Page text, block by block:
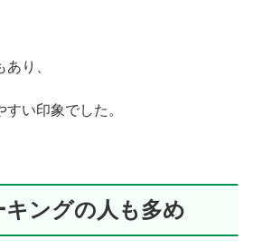
り、
い印象でした。
ングの人も多め